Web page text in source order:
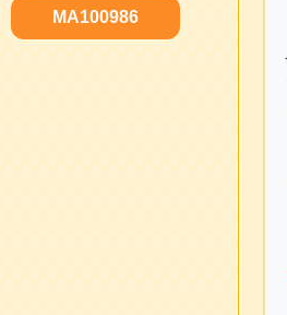
MA100986